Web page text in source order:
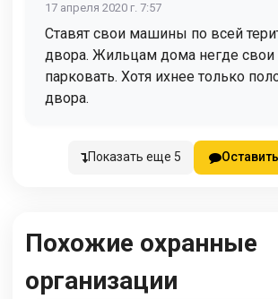
17 апреля 2020 г. 7:57
Ставят свои машины по всей
двора. Жильцам дома негде
парковать. Хотя ихнее только
двора.
Показать еще 5
Похожие охранные
организации